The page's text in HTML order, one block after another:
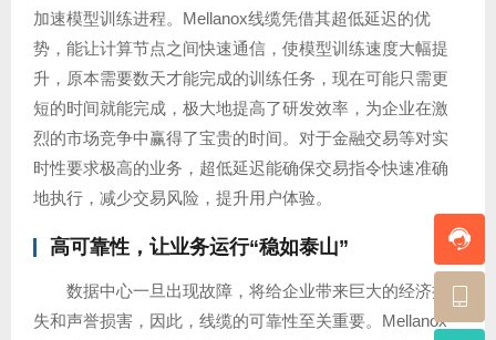
加速模型训练进程。Mellanox线缆凭借其超低延迟的优
势，能让计算节点之间快速通信，使模型训练速度大幅提
升，原本需要数天才能完成的训练任务，现在可能只需更
短的时间就能完成，极大地提高了研发效率，为企业在激
烈的市场竞争中赢得了宝贵的时间。对于金融交易等对实
时性要求极高的业务，超低延迟能确保交易指令快速准确
地执行，减少交易风险，提升用户体验。
高可靠性，让业务运行“稳如泰山”
数据中心一旦出现故障，将给企业带来巨大的经济损
失和声誉损害，因此，线缆的可靠性至关重要。Mellanox